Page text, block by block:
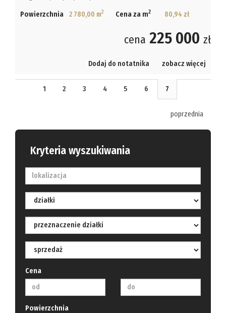
Powierzchnia 2 780,00 m2 Cena za m2 80,94 zł
cena 225 000 zł
Dodaj do notatnika zobacz więcej
1 2 3 4 5 6 7
poprzednia
Kryteria wyszukiwania
Cena
Powierzchnia